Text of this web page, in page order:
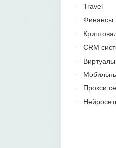
Travel
Финансы
CRM
Прокси